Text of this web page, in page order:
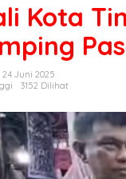
Kota
24 Juni 2025
3152 Dilihat